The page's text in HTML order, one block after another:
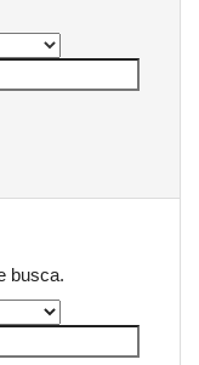
busca.